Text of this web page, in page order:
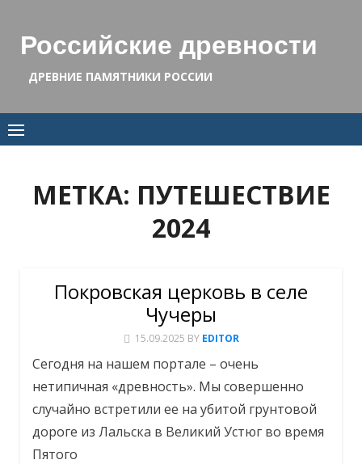
contentРоссийские древности
ДРЕВНИЕ ПАМЯТНИКИ РОССИИ
МЕТКА: ПУТЕШЕСТВИЕ
2024
Покровская церковь в селе
Чучеры
15.09.2025 BY EDITOR
Сегодня на нашем портале – очень
нетипичная «древность». Мы совершенно
случайно встретили ее на убитой грунтовой
дороге из Лальска в Великий Устюг во время
Пятого